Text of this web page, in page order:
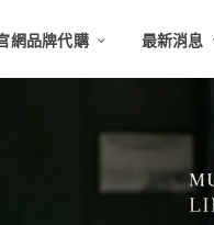
網品牌代購 最新消息